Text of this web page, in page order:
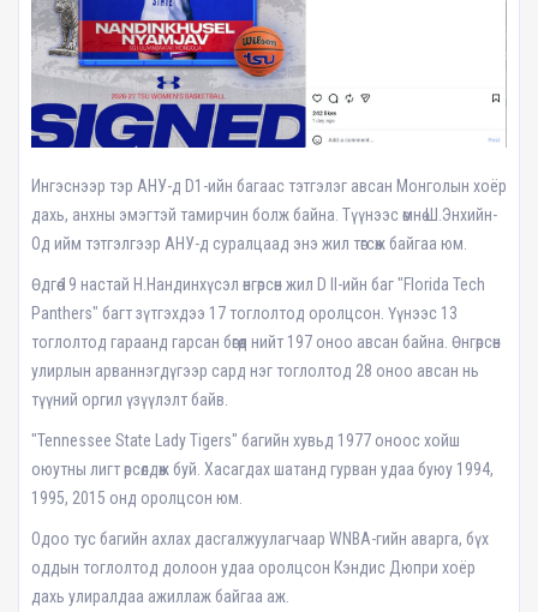
Ингэснээр тэр АНУ-д D1-ийн багаас тэтгэлэг авсан Монголын хоёр
дахь, анхны эмэгтэй тамирчин болж байна. Түүнээс өмнө Ш.Энхийн-
Од ийм тэтгэлгээр АНУ-д суралцаад энэ жил төгсөж байгаа юм.
Өдгөө 19 настай Н.Нандинхүсэл өнгөрсөн жил D II-ийн баг "Florida Tech
Panthers" багт зүтгэхдээ 17 тоглолтод оролцсон. Үүнээс 13
тоглолтод гараанд гарсан бөгөөд нийт 197 оноо авсан байна. Өнгөрсөн
улирлын арваннэгдүгээр сард нэг тоглолтод 28 оноо авсан нь
түүний оргил үзүүлэлт байв.
"Tennessee State Lady Tigers" багийн хувьд 1977 оноос хойш
оюутны лигт өрсөлдөж буй. Хасагдах шатанд гурван удаа буюу 1994,
1995, 2015 онд оролцсон юм.
Одоо тус багийн ахлах дасгалжуулагчаар WNBA-гийн аварга, бүх
оддын тоглолтод долоон удаа оролцсон Кэндис Дюпри хоёр
дахь улиралдаа ажиллаж байгаа аж.